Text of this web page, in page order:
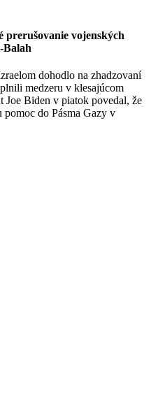
prerušovanie vojenských
Balah
dohodlo na zhadzovaní
medzeru v klesajúcom
Joe Biden v piatok povedal, že
do Pásma Gazy v